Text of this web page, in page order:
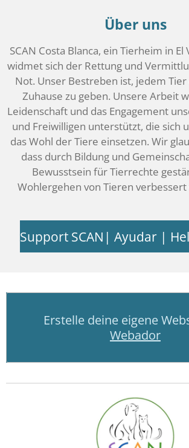
Über uns
SCAN Costa Blanca, ein Tierheim in El
widmet sich der Rettung und
Not. Unser Bestreben ist, jedem
Zuhause zu geben. Unsere Arbeit
Leidenschaft und das Engagement
und Freiwilligen unterstützt, die sich
das Wohl der Tiere einsetzen. Wir
dass durch Bildung und
Bewusstsein für Tierrechte
Wohlergehen von Tieren
Support SCAN| Ayudar |
Erstelle deine eigene
Webador